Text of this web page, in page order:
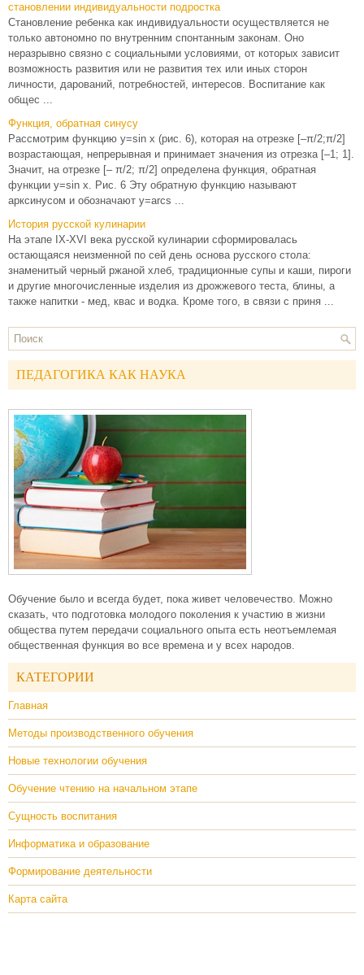
становлении индивидуальности подростка
Становление ребенка как индивидуальности осуществляется не
только автономно по внутренним спонтанным законам. Оно
неразрывно связно с социальными условиями, от которых зависит
возможность развития или не развития тех или иных сторон
личности, дарований, потребностей, интересов. Воспитание как
общес ...
Функция, обратная синусу
Рассмотрим функцию y=sin х (рис. 6), которая на отрезке [–π/2;π/2]
возрастающая, непрерывная и принимает значения из отрезка [–1; 1].
Значит, на отрезке [– π/2; π/2] определена функция, обратная
функции y=sin x. Рис. 6 Эту обратную функцию называют
арксинусом и обозначают y=arcs ...
История русской кулинарии
На этапе IX-XVI века русской кулинарии сформировалась
остающаяся неизменной по сей день основа русского стола:
знаменитый черный ржаной хлеб, традиционные супы и каши, пироги
и другие многочисленные изделия из дрожжевого теста, блины, а
также напитки - мед, квас и водка. Кроме того, в связи с приня ...
ПЕДАГОГИКА КАК НАУКА
Обучение было и всегда будет, пока живет человечество. Можно
сказать, что подготовка молодого поколения к участию в жизни
общества путем передачи социального опыта есть неотъемлемая
общественная функция во все времена и у всех народов.
КАТЕГОРИИ
Главная
Методы производственного обучения
Новые технологии обучения
Обучение чтению на начальном этапе
Сущность воспитания
Информатика и образование
Формирование деятельности
Карта сайта